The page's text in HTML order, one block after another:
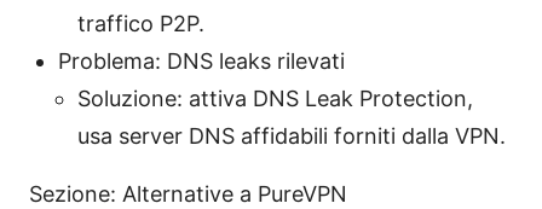
traffico P2P.
Problema: DNS leaks rilevati
Soluzione: attiva DNS Leak Protection,
usa server DNS affidabili forniti dalla VPN.
Sezione: Alternative a PureVPN